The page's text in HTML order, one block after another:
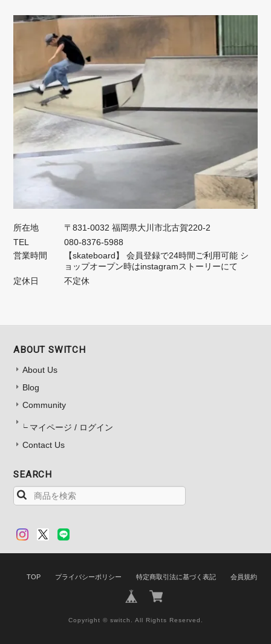
所在地
〒831-0032 福岡県大川市北古賀220-2
TEL
080-8376-5988
営業時間
【skateboard】 会員登録で24時間ご利用可能 シ
ョップオープン時はinstagramストーリーにて
定休日
不定休
ABOUT SWITCH
About Us
Blog
Community
マイページ / ログイン
Contact Us
SEARCH
TOP プライバシーポリシー 特定商取引法に基づく表記 会員規約
Copyright © switch. All Rights Reserved.